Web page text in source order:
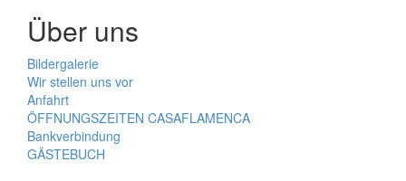
Über uns
Bildergalerie
Wir stellen uns vor
Anfahrt
ÖFFNUNGSZEITEN CASAFLAMENCA
Bankverbindung
GÄSTEBUCH